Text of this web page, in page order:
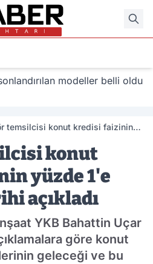
modeller belli oldu
temsilcisi konut kredisi faizinin
konut
yüzde 1'e
açıkladı
YKB Bahattin Uçar
göre konut
geleceği ve bu